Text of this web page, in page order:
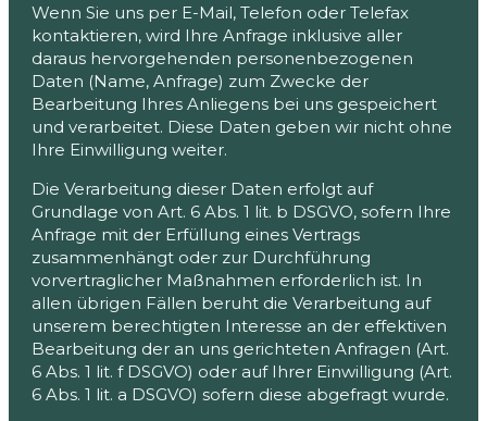
Wenn Sie uns per E-Mail, Telefon oder Telefax
kontaktieren, wird Ihre Anfrage inklusive aller
daraus hervorgehenden personenbezogenen
Daten (Name, Anfrage) zum Zwecke der
Bearbeitung Ihres Anliegens bei uns gespeichert
und verarbeitet. Diese Daten geben wir nicht ohne
Ihre Einwilligung weiter.
Die Verarbeitung dieser Daten erfolgt auf
Grundlage von Art. 6 Abs. 1 lit. b DSGVO, sofern Ihre
Anfrage mit der Erfüllung eines Vertrags
zusammenhängt oder zur Durchführung
vorvertraglicher Maßnahmen erforderlich ist. In
allen übrigen Fällen beruht die Verarbeitung auf
unserem berechtigten Interesse an der effektiven
Bearbeitung der an uns gerichteten Anfragen (Art.
6 Abs. 1 lit. f DSGVO) oder auf Ihrer Einwilligung (Art.
6 Abs. 1 lit. a DSGVO) sofern diese abgefragt wurde.